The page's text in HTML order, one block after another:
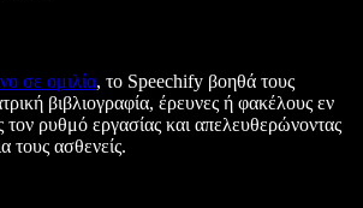
σε ομιλία, το Speechify βοηθά τους
βιβλιογραφία, έρευνες ή φακέλους εν
τον ρυθμό εργασίας και απελευθερώνοντας
τους ασθενείς.